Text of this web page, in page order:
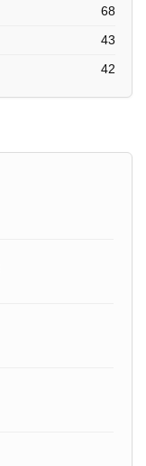
68
43
42